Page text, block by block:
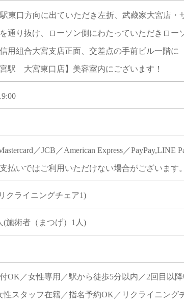
東口方向に出ていただき左折、武藏家大宮店
通り抜け、ローソン側にわたっていただきロー
用組合大宮支店正面、交差点の手前ビル一階
駅 大宮東口店】美容室内にございます！
／JCB／American Express／
払いではご利用いただけない場合がございます。
クライニングチェア1)
(施術者（まつげ）1人)
OK／女性専用／駅から徒歩5分以内／2回目以
性スタッフ在籍／指名予約OK／リクライニン